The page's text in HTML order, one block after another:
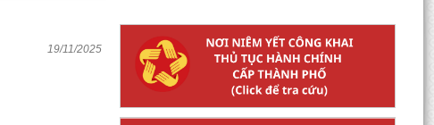
19/11/2025